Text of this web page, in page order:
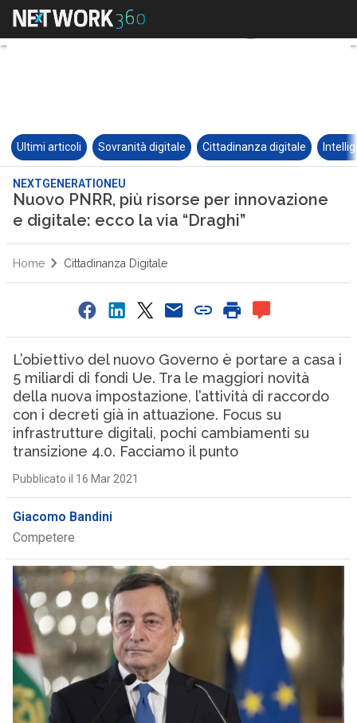
Ultimi articoli Sovranità digitale Cittadinanza digitale
NEXTGENERATIONEU
Nuovo PNRR, più risorse per innovazione
e digitale: ecco la via “Draghi”
Home Cittadinanza Digitale
L’obiettivo del nuovo Governo è portare a casa i
5 miliardi di fondi Ue. Tra le maggiori novità
della nuova impostazione, l’attività di raccordo
con i decreti già in attuazione. Focus su
infrastrutture digitali, pochi cambiamenti su
transizione 4.0. Facciamo il punto
Pubblicato il 16 Mar 2021
Giacomo Bandini
Competere